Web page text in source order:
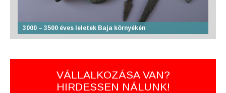
3000 – 3500 éves leletek Baja környékén
VÁLLALKOZÁSA VAN?
HIRDESSEN NÁLUNK!